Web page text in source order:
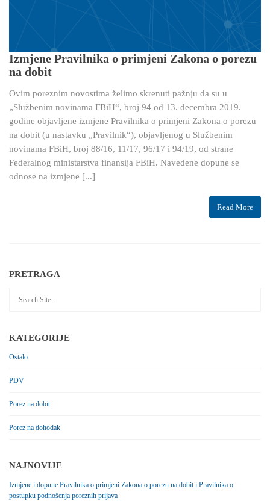
Izmjene Pravilnika o primjeni Zakona o porezu
na dobit
Ovim poreznim novostima želimo skrenuti pažnju da su u
„Službenim novinama FBiH“, broj 94 od 13. decembra 2019.
godine objavljene izmjene Pravilnika o primjeni Zakona o porezu
na dobit (u nastavku „Pravilnik“), objavljenog u Službenim
novinama FBiH, broj 88/16, 11/17, 96/17 i 94/19, od strane
Federalnog ministarstva finansija FBiH. Navedene dopune se
odnose na izmjene [...]
Read More
PRETRAGA
KATEGORIJE
Ostalo
PDV
Porez na dobit
Porez na dohodak
NAJNOVIJE
Izmjene i dopune Pravilnika o primjeni Zakona o porezu na dobit i Pravilnika o
postupku podnošenja poreznih prijava